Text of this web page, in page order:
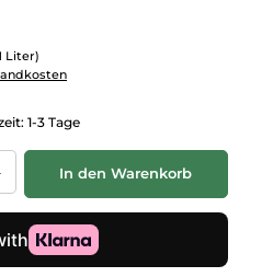
Liter)
1-3 Tage
Wert ein oder benutze die
In den Warenkorb